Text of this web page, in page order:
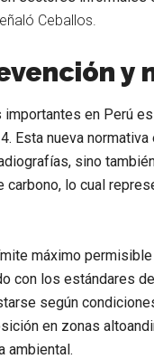
Ceballos.
y
en Perú
Esta nueva
sino
carbono, lo cual
máximo
con los estándares
según
en zonas
ambiental.